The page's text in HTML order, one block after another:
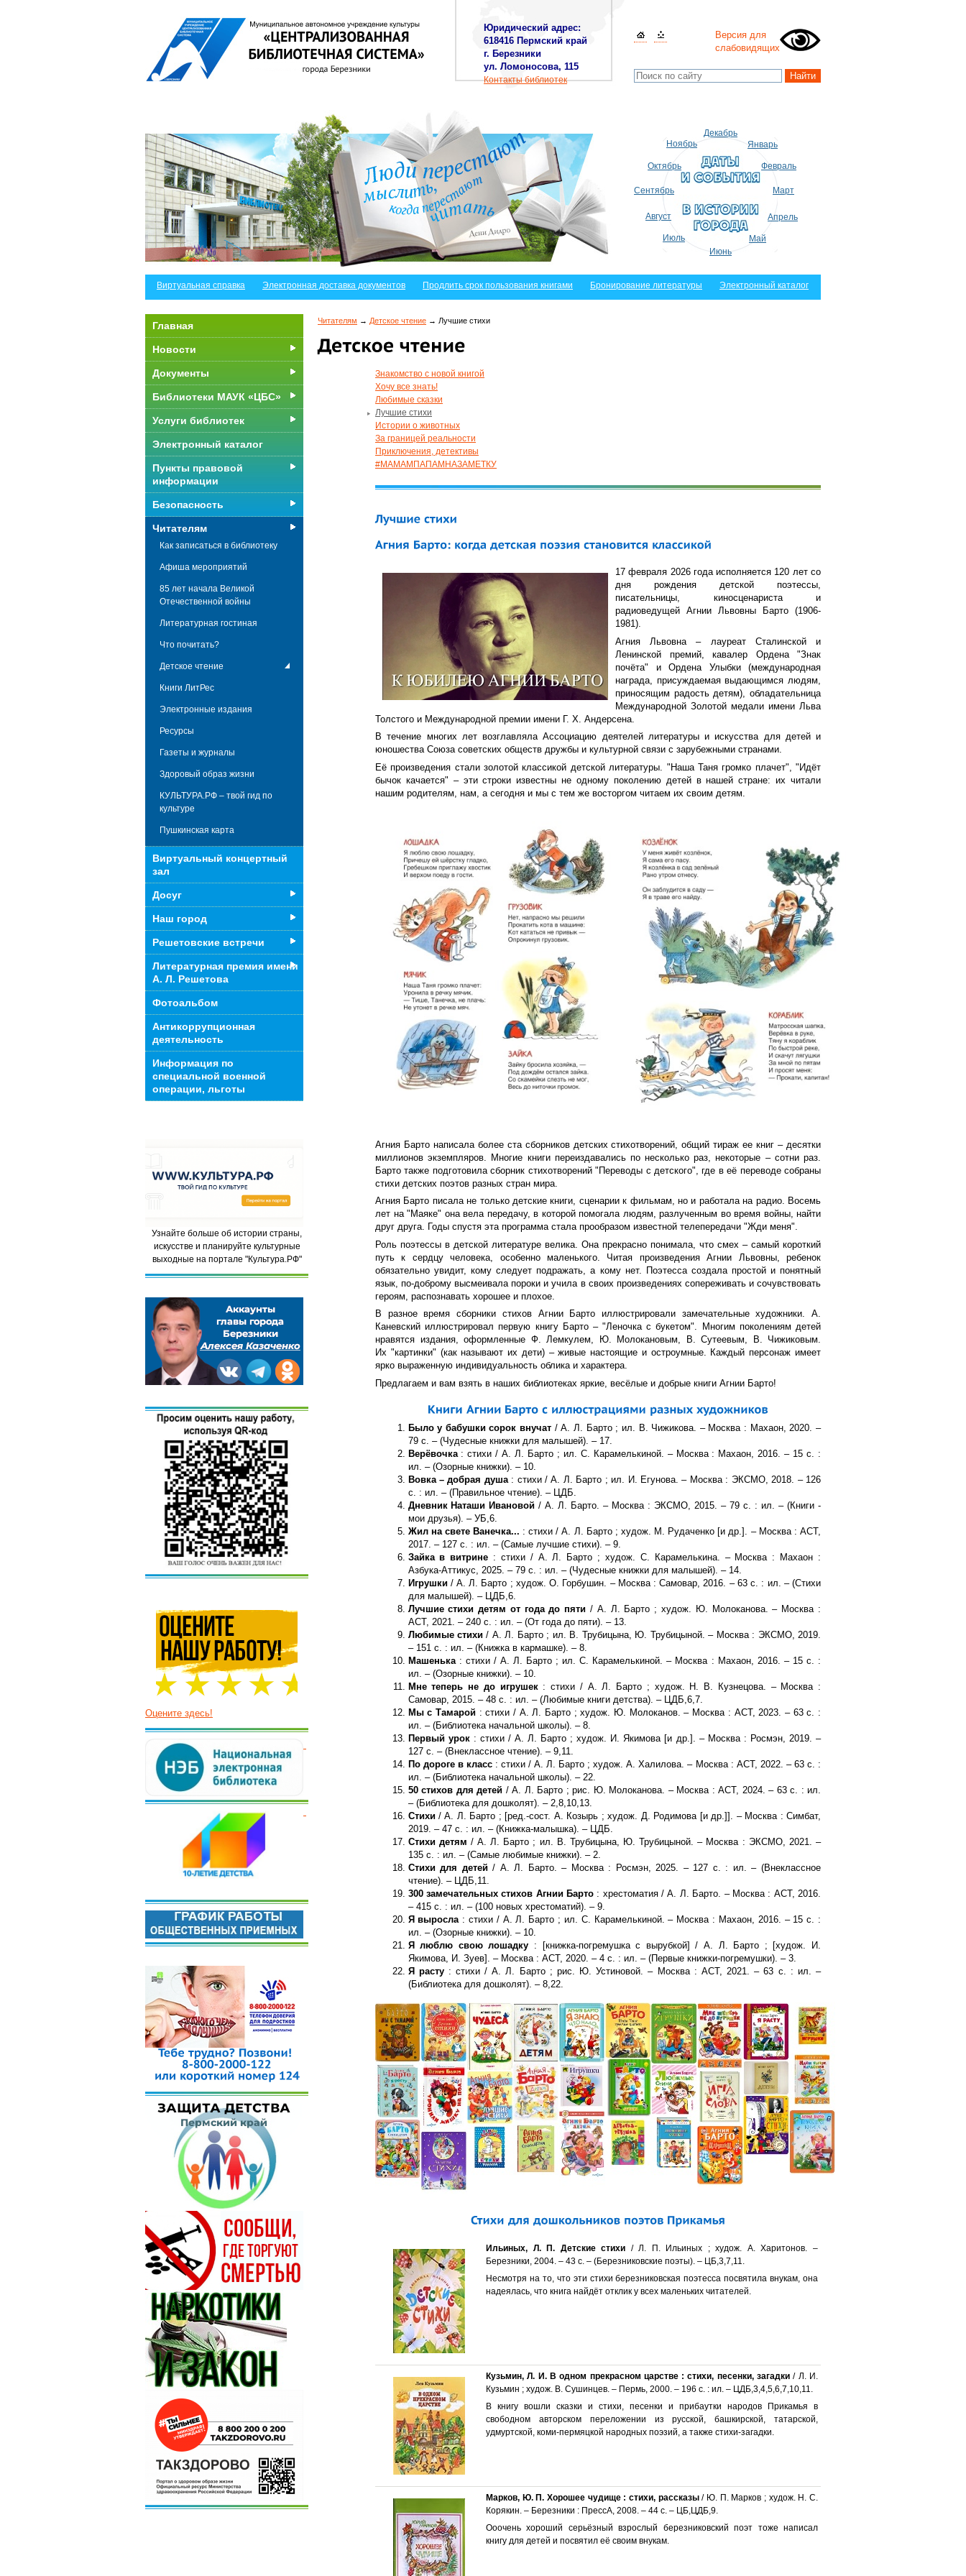
Юридический адрес:
618416 Пермский край
г. Березники
ул. Ломоносова, 115
Контакты библиотек
Версия для
слабовидящих
Январь
Февраль
Март
Апрель
Май
Июнь
Июль
Август
Сентябрь
Октябрь
Ноябрь
Декабрь
Виртуальная справка Электронная доставка документов Продлить срок пользования книгами Бронирование литературы Электронный каталог
Читателям → Детское чтение → Лучшие стихи
Знакомство с новой книгой
Хочу все знать!
Любимые сказки
Лучшие стихи
Истории о животных
За границей реальности
Приключения, детективы
#МАМАМПАПАМНАЗАМЕТКУ
17 февраля 2026 года исполняется 120 лет со
дня рождения детской поэтессы,
писательницы, киносценариста и
радиоведущей Агнии Львовны Барто (1906-
1981).
Агния Львовна – лауреат Сталинской и
Ленинской премий, кавалер Ордена "Знак
почёта" и Ордена Улыбки (международная
награда, присуждаемая выдающимся людям,
приносящим радость детям), обладательница
Международной Золотой медали имени Льва
Толстого и Международной премии имени Г. Х. Андерсена.
В течение многих лет возглавляла Ассоциацию деятелей литературы и искусства для детей и
юношества Союза советских обществ дружбы и культурной связи с зарубежными странами.
Её произведения стали золотой классикой детской литературы. "Наша Таня громко плачет", "Идёт
бычок качается" – эти строки известны не одному поколению детей в нашей стране: их читали
нашим родителям, нам, а сегодня и мы с тем же восторгом читаем их своим детям.
Агния Барто написала более ста сборников детских стихотворений, общий тираж ее книг – десятки
миллионов экземпляров. Многие книги переиздавались по несколько раз, некоторые – сотни раз.
Барто также подготовила сборник стихотворений "Переводы с детского", где в её переводе собраны
стихи детских поэтов разных стран мира.
Агния Барто писала не только детские книги, сценарии к фильмам, но и работала на радио. Восемь
лет на "Маяке" она вела передачу, в которой помогала людям, разлученным во время войны, найти
друг друга. Годы спустя эта программа стала прообразом известной телепередачи "Жди меня".
Роль поэтессы в детской литературе велика. Она прекрасно понимала, что смех – самый короткий
путь к сердцу человека, особенно маленького. Читая произведения Агнии Львовны, ребенок
обязательно увидит, кому следует подражать, а кому нет. Поэтесса создала простой и понятный
язык, по-доброму высмеивала пороки и учила в своих произведениях сопереживать и сочувствовать
героям, распознавать хорошее и плохое.
В разное время сборники стихов Агнии Барто иллюстрировали замечательные художники. А.
Каневский иллюстрировал первую книгу Барто – "Леночка с букетом". Многим поколениям детей
нравятся издания, оформленные Ф. Лемкулем, Ю. Молокановым, В. Сутеевым, В. Чижиковым.
Их "картинки" (как называют их дети) – живые настоящие и остроумные. Каждый персонаж имеет
ярко выраженную индивидуальность облика и характера.
Предлагаем и вам взять в наших библиотеках яркие, весёлые и добрые книги Агнии Барто!
Было у бабушки сорок внучат / А. Л. Барто ; ил. В. Чижикова. – Москва : Махаон, 2020. –
79 с. – (Чудесные книжки для малышей). – 17.
Верёвочка : стихи / А. Л. Барто ; ил. С. Карамелькиной. – Москва : Махаон, 2016. – 15 с. :
ил. – (Озорные книжки). – 10.
Вовка – добрая душа: стихи / А. Л. Барто ; ил. И. Егунова. – Москва : ЭКСМО, 2018. – 126
с. : ил. – (Правильное чтение). – ЦДБ.
Дневник Наташи Ивановой / А. Л. Барто. – Москва : ЭКСМО, 2015. – 79 с. : ил. – (Книги -
мои друзья). – УБ,6.
Жил на свете Ванечка... : стихи / А. Л. Барто ; худож. М. Рудаченко [и др.]. – Москва : АСТ,
2017. – 127 с. : ил. – (Самые лучшие стихи). – 9.
Зайка в витрине : стихи / А. Л. Барто ; худож. С. Карамелькина. – Москва : Махаон :
Азбука-Аттикус, 2025. – 79 с. : ил. – (Чудесные книжки для малышей). – 14.
Игрушки/ А. Л. Барто ; худож. О. Горбушин. – Москва : Самовар, 2016. – 63 с. : ил. – (Стихи
для малышей). – ЦДБ,6.
Лучшие стихи детям от года до пяти / А. Л. Барто ; худож. Ю. Молоканова. – Москва :
АСТ, 2021. – 240 с. : ил. – (От года до пяти). – 13.
Любимые стихи/ А. Л. Барто ; ил. В. Трубицына, Ю. Трубицыной. – Москва : ЭКСМО, 2019.
– 151 с. : ил. – (Книжка в кармашке). – 8.
Машенька: стихи / А. Л. Барто ; ил. С. Карамелькиной. – Москва : Махаон, 2016. – 15 с. :
ил. – (Озорные книжки). – 10.
Мне теперь не до игрушек: стихи / А. Л. Барто ; худож. Н. В. Кузнецова. – Москва :
Самовар, 2015. – 48 с. : ил. – (Любимые книги детства). – ЦДБ,6,7.
Мы с Тамарой: стихи / А. Л. Барто ; худож. Ю. Молоканов. – Москва : АСТ, 2023. – 63 с. :
ил. – (Библиотека начальной школы). – 8.
Первый урок: стихи / А. Л. Барто ; худож. И. Якимова [и др.]. – Москва : Росмэн, 2019. –
127 с. – (Внеклассное чтение). – 9,11.
По дороге в класс: стихи / А. Л. Барто ; худож. А. Халилова. – Москва : АСТ, 2022. – 63 с. :
ил. – (Библиотека начальной школы). – 22.
50 стихов для детей / А. Л. Барто ; рис. Ю. Молоканова. – Москва : АСТ, 2024. – 63 с. : ил.
– (Библиотека для дошколят). – 2,8,10,13.
Стихи/ А. Л. Барто ; [ред.-сост. А. Козырь ; худож. Д. Родимова [и др.]]. – Москва : Симбат,
2019. – 47 с. : ил. – (Книжка-малышка). – ЦДБ.
Стихи детям / А. Л. Барто ; ил. В. Трубицына, Ю. Трубицыной. – Москва : ЭКСМО, 2021. –
135 с. : ил. – (Самые любимые книжки). – 2.
Стихи для детей/ А. Л. Барто. – Москва : Росмэн, 2025. – 127 с. : ил. – (Внеклассное
чтение). – ЦДБ,11.
300 замечательных стихов Агнии Барто: хрестоматия / А. Л. Барто. – Москва : АСТ, 2016.
– 415 с. : ил. – (100 новых хрестоматий). – 9.
Я выросла : стихи / А. Л. Барто ; ил. С. Карамелькиной. – Москва : Махаон, 2016. – 15 с. :
ил. – (Озорные книжки). – 10.
Я люблю свою лошадку : [книжка-погремушка с вырубкой] / А. Л. Барто ; [худож. И.
Якимова, И. Зуев]. – Москва : АСТ, 2020. – 4 с. : ил. – (Первые книжки-погремушки). – 3.
Я расту: стихи / А. Л. Барто ; рис. Ю. Устиновой. – Москва : АСТ, 2021. – 63 с. : ил. –
(Библиотека для дошколят). – 8,22.
Ильиных, Л. П. Детские стихи / Л. П. Ильиных ; худож. А. Харитонов. –
Березники, 2004. – 43 с. – (Березниковские поэты). – ЦБ,3,7,11.
Несмотря на то, что эти стихи березниковская поэтесса посвятила внукам, она
надеялась, что книга найдёт отклик у всех маленьких читателей.
Кузьмин, Л. И. В одном прекрасном царстве : стихи, песенки, загадки / Л. И.
Кузьмин ; худож. В. Сушинцев. – Пермь, 2000. – 196 с. : ил. – ЦДБ,3,4,5,6,7,10,11.
В книгу вошли сказки и стихи, песенки и прибаутки народов Прикамья в
свободном авторском переложении из русской, башкирской, татарской,
удмуртской, коми-пермяцкой народных поэзий, а также стихи-загадки.
Марков, Ю. П. Хорошее чудище : стихи, рассказы/ Ю. П. Марков ; худож. Н. С.
Корякин. – Березники : ПрессА, 2008. – 44 с. – ЦБ,ЦДБ,9.
Ооочень хороший серьёзный взрослый березниковский поэт тоже написал
книгу для детей и посвятил её своим внукам.
Главная
Новости
Документы
Библиотеки МАУК «ЦБС»
Услуги библиотек
Электронный каталог
Пункты правовой
информации
Безопасность
Читателям
Как записаться в библиотеку
Афиша мероприятий
85 лет начала Великой
Отечественной войны
Литературная гостиная
Что почитать?
Детское чтение
Книги ЛитРес
Электронные издания
Ресурсы
Газеты и журналы
Здоровый образ жизни
КУЛЬТУРА.РФ – твой гид по
культуре
Пушкинская карта
Виртуальный концертный
зал
Досуг
Наш город
Решетовские встречи
Литературная премия имени
А. Л. Решетова
Фотоальбом
Антикоррупционная
деятельность
Информация по
специальной военной
операции, льготы
Узнайте больше об истории страны,
искусстве и планируйте культурные
выходные на портале "Культура.РФ"
Оцените здесь!